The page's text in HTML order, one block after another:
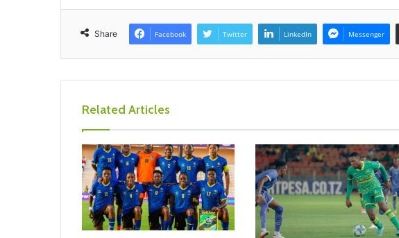
Share Facebook Twitter LinkedIn Messenger
Related Articles